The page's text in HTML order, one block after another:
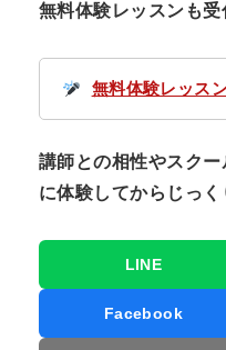
無料体験レッスンも受
無料体験レッス
講師との相性やスク
に体験してからじっく
LINE
Facebook